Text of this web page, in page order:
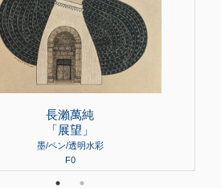
長瀨萬純
「展望」
墨/ペン/透明水彩
F0